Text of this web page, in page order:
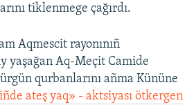
tiklenmege çağırdı.
Aqmescit rayonınıñ
yaşağan Aq-Meçit Camide
qurbanlarını añma Kününe
ateş yaq» - aktsiyası ötkergen